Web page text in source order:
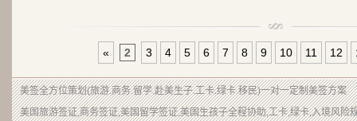
« 2 3 4 5 6 7 8 9 10 11 12
美签全方位策划(旅游.商务.留学.赴美生子.工卡.绿卡.移民)一对一定制美签方案
美国旅游签证,商务签证,美国留学签证,美国生孩子全程协助,工卡,绿卡,入境风险